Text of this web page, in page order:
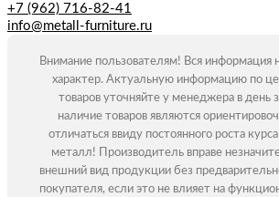
+7 (962) 716-82-41
info@metall-furniture.ru
Внимание пользователям! Вся информация
характер. Актуальную информацию по
товаров уточняйте у менеджера в день
наличие товаров являются
отличаться ввиду постоянного роста
металл! Производитель вправе
внешний вид продукции без
покупателя, если это не влияет на